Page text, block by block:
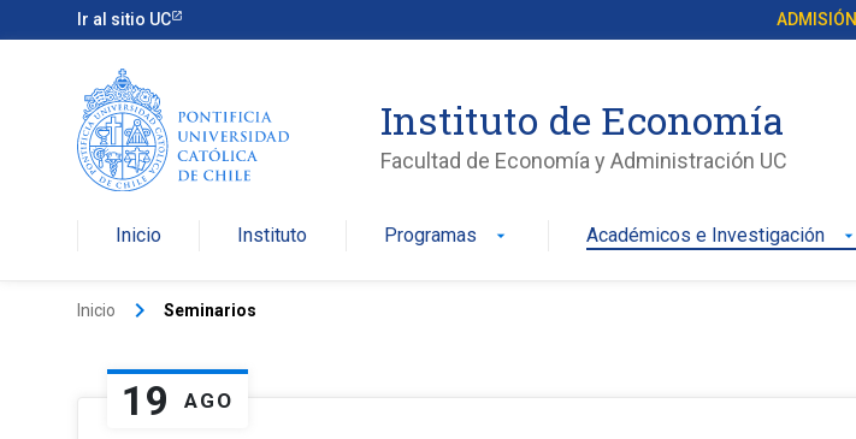
Ir al sitio UC ADMISIÓN
Instituto de Economía
Facultad de Economía y Administración UC
Inicio Instituto Programas arrow_drop_down Académicos e Investigación arrow_drop_down
Inicio keyboard_arrow_right Seminarios
19 AGO